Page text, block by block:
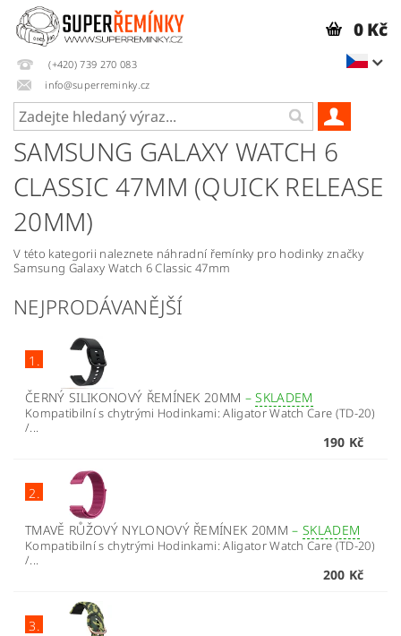
(+420) 739 270 083
info@superreminky.cz
0 Kč
SAMSUNG GALAXY WATCH 6
CLASSIC 47MM (QUICK RELEASE
20MM)
V této kategorii naleznete náhradní řemínky pro hodinky značky
Samsung Galaxy Watch 6 Classic 47mm
NEJPRODÁVANĚJŠÍ
1.
ČERNÝ SILIKONOVÝ ŘEMÍNEK 20MM –SKLADEM
Kompatibilní s chytrými Hodinkami: Aligator Watch Care (TD-20)
/...
190 Kč
2.
TMAVĚ RŮŽOVÝ NYLONOVÝ ŘEMÍNEK 20MM– SKLADEM
Kompatibilní s chytrými Hodinkami: Aligator Watch Care (TD-20)
/...
200 Kč
3.